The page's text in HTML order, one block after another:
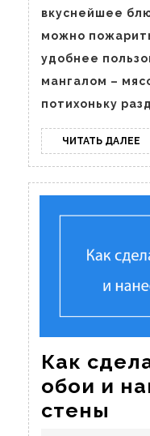
вкуснейшее
можно
удобнее
мангалом –
потихоньку
ЧИТАТЬ ДАЛЕЕ
Как
обои и
стены